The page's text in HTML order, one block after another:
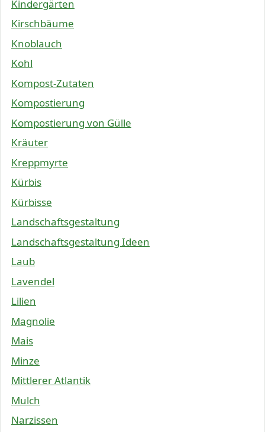
Kindergärten
Kirschbäume
Knoblauch
Kohl
Kompost-Zutaten
Kompostierung
Kompostierung von Gülle
Kräuter
Kreppmyrte
Kürbis
Kürbisse
Landschaftsgestaltung
Landschaftsgestaltung Ideen
Laub
Lavendel
Lilien
Magnolie
Mais
Minze
Mittlerer Atlantik
Mulch
Narzissen